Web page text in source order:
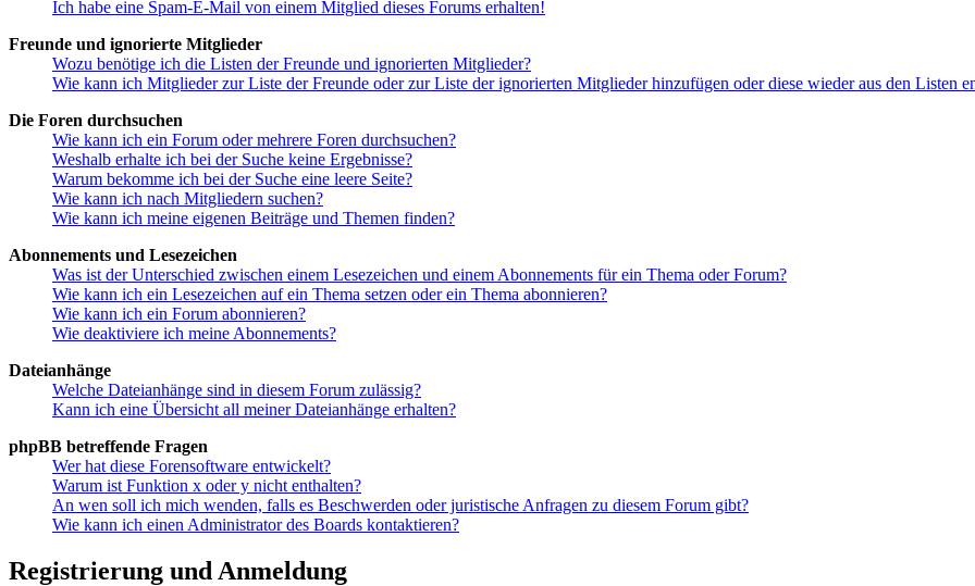
Ich habe eine Spam-E-Mail von einem Mitglied dieses Forums erhalten!
Freunde und ignorierte Mitglieder
Wozu benötige ich die Listen der Freunde und ignorierten Mitglieder?
Wie kann ich Mitglieder zur Liste der Freunde oder zur Liste der ignorierten Mitglieder hinzufügen oder diese wieder aus den Listen
Die Foren durchsuchen
Wie kann ich ein Forum oder mehrere Foren durchsuchen?
Weshalb erhalte ich bei der Suche keine Ergebnisse?
Warum bekomme ich bei der Suche eine leere Seite?
Wie kann ich nach Mitgliedern suchen?
Wie kann ich meine eigenen Beiträge und Themen finden?
Abonnements und Lesezeichen
Was ist der Unterschied zwischen einem Lesezeichen und einem Abonnements für ein Thema oder Forum?
Wie kann ich ein Lesezeichen auf ein Thema setzen oder ein Thema abonnieren?
Wie kann ich ein Forum abonnieren?
Wie deaktiviere ich meine Abonnements?
Dateianhänge
Welche Dateianhänge sind in diesem Forum zulässig?
Kann ich eine Übersicht all meiner Dateianhänge erhalten?
phpBB betreffende Fragen
Wer hat diese Forensoftware entwickelt?
Warum ist Funktion x oder y nicht enthalten?
An wen soll ich mich wenden, falls es Beschwerden oder juristische Anfragen zu diesem Forum gibt?
Wie kann ich einen Administrator des Boards kontaktieren?
Registrierung und Anmeldung